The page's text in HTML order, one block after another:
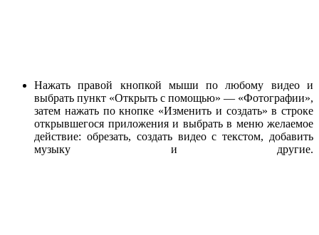
Нажать правой кнопкой мыши по любому видео и
выбрать пункт «Открыть с помощью» — «Фотографии»,
затем нажать по кнопке «Изменить и создать» в строке
открывшегося приложения и выбрать в меню желаемое
действие: обрезать, создать видео с текстом, добавить
музыку и другие.